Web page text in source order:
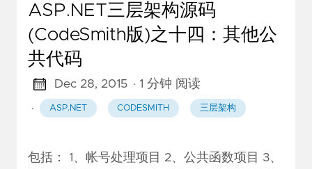
ASP.NET三层架构源码
(CodeSmith版)之十四：其他公
共代码
Dec 28, 2015 · 1 分钟 阅读
·
ASP.NET CODESMITH 三层架构
包括： 1、帐号处理项目 2、公共函数项目 3、